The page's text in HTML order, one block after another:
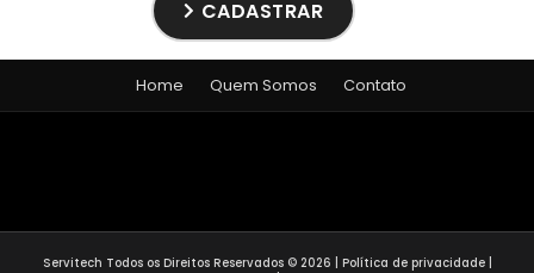
CADASTRAR
Home Quem Somos Contato
Servitech Todos os Direitos Reservados © 2026 | Política de privacidade|